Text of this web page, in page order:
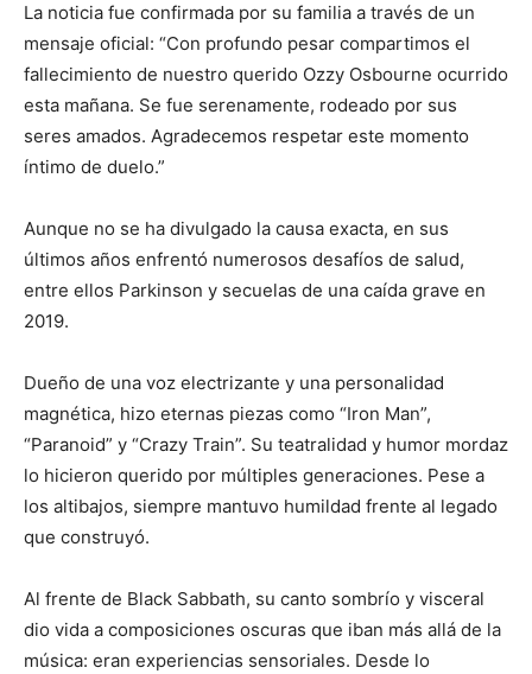
La noticia fue confirmada por su familia a través de un
mensaje oficial: “Con profundo pesar compartimos el
fallecimiento de nuestro querido Ozzy Osbourne ocurrido
esta mañana. Se fue serenamente, rodeado por sus
seres amados. Agradecemos respetar este momento
íntimo de duelo.”
Aunque no se ha divulgado la causa exacta, en sus
últimos años enfrentó numerosos desafíos de salud,
entre ellos Parkinson y secuelas de una caída grave en
2019.
Dueño de una voz electrizante y una personalidad
magnética, hizo eternas piezas como “Iron Man”,
“Paranoid” y “Crazy Train”. Su teatralidad y humor mordaz
lo hicieron querido por múltiples generaciones. Pese a
los altibajos, siempre mantuvo humildad frente al legado
que construyó.
Al frente de Black Sabbath, su canto sombrío y visceral
dio vida a composiciones oscuras que iban más allá de la
música: eran experiencias sensoriales. Desde lo